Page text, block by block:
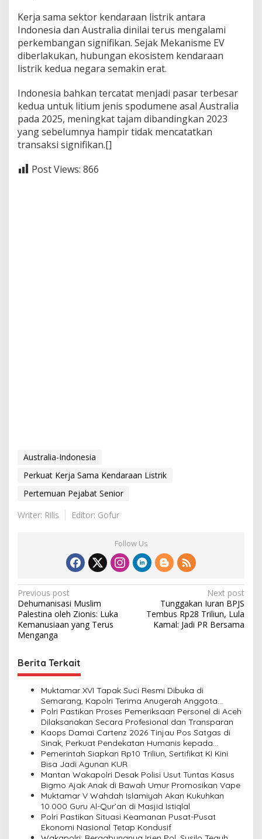
Kerja sama sektor kendaraan listrik antara
Indonesia dan Australia dinilai terus mengalami
perkembangan signifikan. Sejak Mekanisme EV
diberlakukan, hubungan ekosistem kendaraan
listrik kedua negara semakin erat.
Indonesia bahkan tercatat menjadi pasar terbesar
kedua untuk litium jenis spodumene asal Australia
pada 2025, meningkat tajam dibandingkan 2023
yang sebelumnya hampir tidak mencatatkan
transaksi signifikan.[]
Post Views: 866
Australia-Indonesia
Perkuat Kerja Sama Kendaraan Listrik
Pertemuan Pejabat Senior
Writer: Rilis
Editor: Gofur
Follow Us
P
o
s
n
a
Previous post
Dehumanisasi Muslim
Palestina oleh Zionis: Luka
Kemanusiaan yang Terus
Menganga
Next post
Tunggakan Iuran BPJS
Tembus Rp28 Triliun, Lula
Kamal: Jadi PR Bersama
Berita Terkait
Muktamar XVI Tapak Suci Resmi Dibuka di
Semarang, Kapolri Terima Anugerah Anggota
Kehormatan
Polri Pastikan Proses Pemeriksaan Personel di Aceh
Dilaksanakan Secara Profesional dan Transparan
Kaops Damai Cartenz 2026 Tinjau Pos Satgas di
Sinak, Perkuat Pendekatan Humanis kepada
Masyarakat
Pemerintah Siapkan Rp10 Triliun, Sertifikat KI Kini
Bisa Jadi Agunan KUR
Mantan Wakapolri Desak Polisi Usut Tuntas Kasus
Bigmo Ajak Anak di Bawah Umur Promosikan Vape
Muktamar V Wahdah Islamiyah Akan Kukuhkan
10.000 Guru Al-Qur’an di Masjid Istiqlal
Polri Pastikan Situasi Keamanan Pusat-Pusat
Ekonomi Nasional Tetap Kondusif